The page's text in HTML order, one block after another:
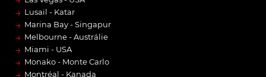
→ Lusail - Katar
→ Marina Bay - Singapur
→ Melbourne - Austrálie
→ Miami - USA
→ Monako - Monte Carlo
Montréal - Kanada